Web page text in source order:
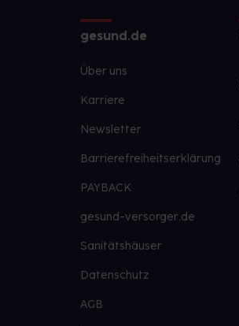
gesund.de
Über uns
Karriere
Newsletter
Barrierefreiheitserklärung
PAYBACK
gesund-versorger.de
Sanitätshäuser
Datenschutz
AGB